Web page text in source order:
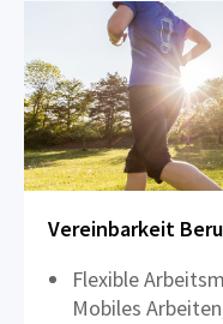
Vereinbarkeit
Flexible
Mobiles